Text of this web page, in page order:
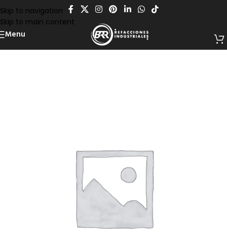
Skip to navigation
Skip to main content
Menu